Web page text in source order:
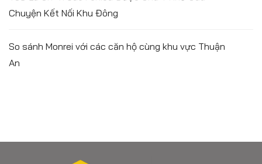
Chuyện Kết Nối Khu Đông
So sánh Monrei với các căn hộ cùng khu vực Thuận
An